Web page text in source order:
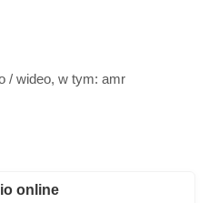
/ wideo, w tym: amr
online